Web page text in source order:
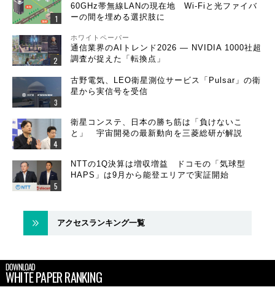
60GHz帯無線LANの現在地 Wi-Fiと光ファイバ
ーの間を埋める選択肢に
ホワイトペーパー
通信業界のAIトレンド2026 ― NVIDIA 1000社超
調査が捉えた「転換点」
古野電気、LEO衛星測位サービス「Pulsar」の衛
星から実信号を受信
衛星コンステ、日本の勝ち筋は「負けないこ
と」 宇宙開発の最新動向を三菱総研が解説
NTTの1Q決算は増収増益 ドコモの「気球型
HAPS」は9月から能登エリアで実証開始
アクセスランキング一覧
DOWNLOAD
WHITE PAPER RANKING